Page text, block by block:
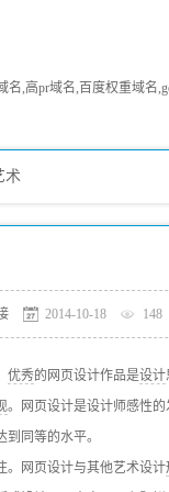
,高pr域名,百度权重域名
术
2014-10-18 148
优秀的网页设计作品是设计
。网页设计是设计师感性
到同等的水平。
。网页设计与其他艺术设计